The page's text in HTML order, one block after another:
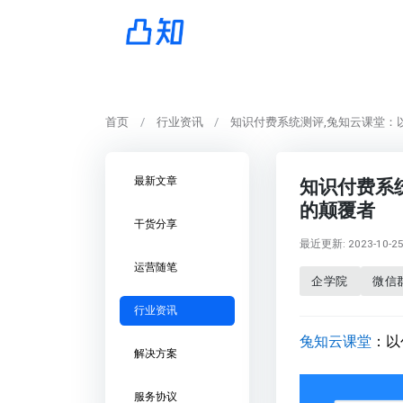
首页 行业资讯 知识付费系统测评,兔知云课堂
最新文章
干货分享
运营随笔
行业资讯
解决方案
服务协议
知识付费系
的颠覆者
最近更新: 2023-10-
企学院 微信
兔知云课堂 ：